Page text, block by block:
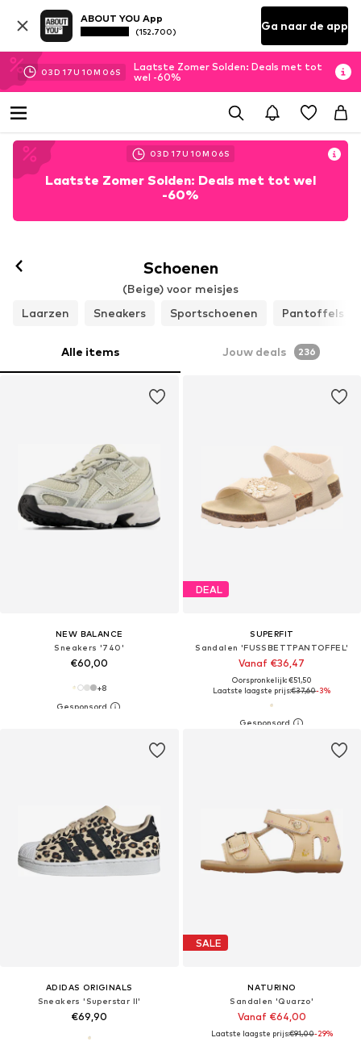
ABOUT YOU App
(152.700) Ga naar de app
03D 17U 10M 04S
Laatste Zomer Solden: Deals met tot
wel -60%
03D 17U 10M 04S
Laatste Zomer Solden: Deals met tot wel
-60%
Schoenen
(Beige) voor meisjes
Laarzen
Sneakers Sportschoenen Pantoffels
Alle items Jouw deals 236
NEW BALANCE
Sneakers '740'
€60,00
+8
DEAL
SUPERFIT
Sandalen 'FUSSBETTPANTOFFEL'
Vanaf €36,47
Oorspronkelijk: €51,50
Laatste laagste prijs:€37,60-3%
ADIDAS ORIGINALS
Sneakers 'Superstar II'
€69,90
SALE
NATURINO
Sandalen 'Quarzo'
Vanaf €64,00
Laatste laagste prijs:€91,00-29%